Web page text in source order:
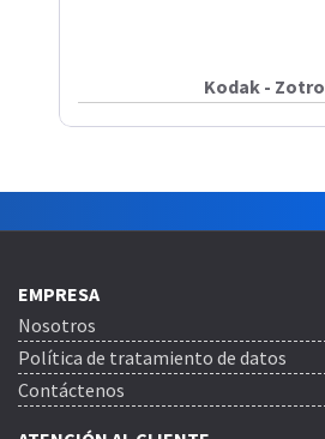
Kodak -
EMPRESA
Nosotros
Política de tratamiento de datos
Contáctenos